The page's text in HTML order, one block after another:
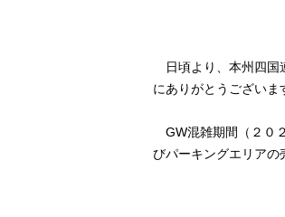
日頃より、本州四国
にありがとうございま
GW混雑期間（２０
びパーキングエリアの